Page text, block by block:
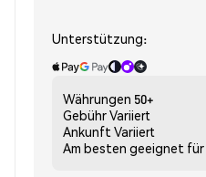
Unterstützung:
Währungen 50+
GebührVariiert
Ankunft Variiert
Am besten geeignet für